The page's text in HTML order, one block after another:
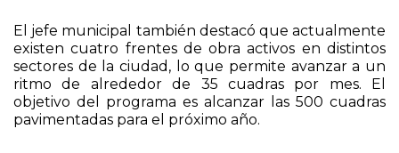
El jefe municipal también destacó que actualmente
existen cuatro frentes de obra activos en distintos
sectores de la ciudad, lo que permite avanzar a un
ritmo de alrededor de 35 cuadras por mes. El
objetivo del programa es alcanzar las 500 cuadras
pavimentadas para el próximo año.